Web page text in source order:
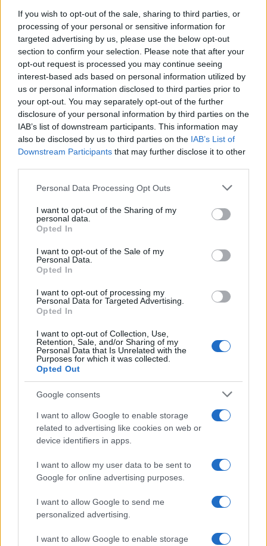
If you wish to opt-out of the sale, sharing to third parties, or
processing of your personal or sensitive information for
targeted advertising by us, please use the below opt-out
section to confirm your selection. Please note that after your
opt-out request is processed you may continue seeing
interest-based ads based on personal information utilized by
us or personal information disclosed to third parties prior to
your opt-out. You may separately opt-out of the further
disclosure of your personal information by third parties on the
IAB’s list of downstream participants. This information may
also be disclosed by us to third parties on the IAB’s List of
Downstream Participants that may further disclose it to other
Please note that this website/app uses one or more Google
not limited to your visit or usage behaviour. You may click to
grant or deny consent to Google and its third-party tags to
use your data for below specified purposes in below Google
consent section.
Personal Data Processing Opt Outs
I want to opt-out of the Sharing of my
personal data.
Opted In
I want to opt-out of the Sale of my
Personal Data.
Opted In
I want to opt-out of processing my
Personal Data for Targeted Advertising.
Opted In
I want to opt-out of Collection, Use,
Retention, Sale, and/or Sharing of my
Personal Data that Is Unrelated with the
Purposes for which it was collected.
Opted Out
Google consents
I want to allow Google to enable storage
related to advertising like cookies on web or
device identifiers in apps.
I want to allow my user data to be sent to
Google for online advertising purposes.
I want to allow Google to send me
personalized advertising.
I want to allow Google to enable storage
AUTORE
Staff
Continua a leggere